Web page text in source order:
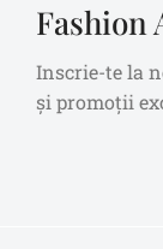
Fashion
Inscrie-te la
și promoții